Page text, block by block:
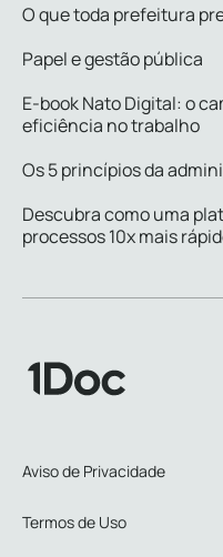
O que toda prefeitura
Papel e gestão pública
E-book Nato Digital: o
eficiência no trabalho
Os 5 princípios da
Descubra como uma
processos 10x mais
Aviso de Privacidade
Termos de Uso